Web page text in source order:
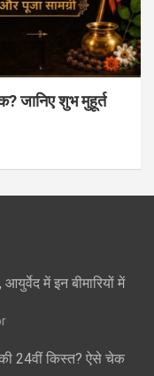
जानिए शुभ मुहूर्त
में इन बीमारियों में
24वीं किस्त? ऐसे चेक